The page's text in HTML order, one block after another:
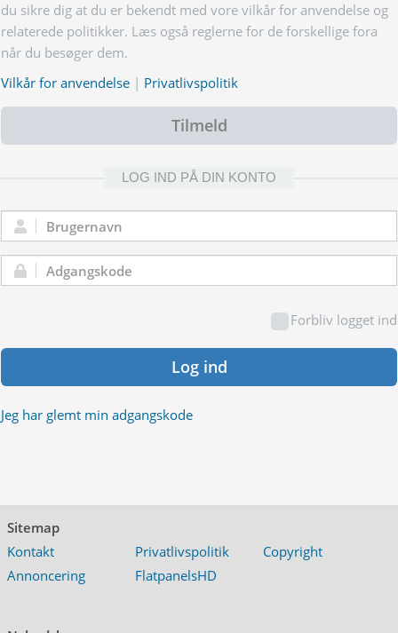
du sikre dig at du er bekendt med vore vilkår for anvendelse og
relaterede politikker. Læs også reglerne for de forskellige fora
når du besøger dem.
Vilkår for anvendelse | Privatlivspolitik
Tilmeld
LOG IND PÅ DIN KONTO
Brugernavn:
Adgangskode:
Forbliv logget ind
Log ind
Jeg har glemt min adgangskode
Sitemap
Kontakt
Privatlivspolitik
Copyright
Annoncering
FlatpanelsHD